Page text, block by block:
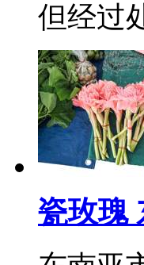
但经过
瓷玫瑰